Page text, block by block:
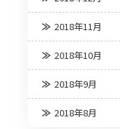
2018年11月
2018年10月
2018年9月
2018年8月